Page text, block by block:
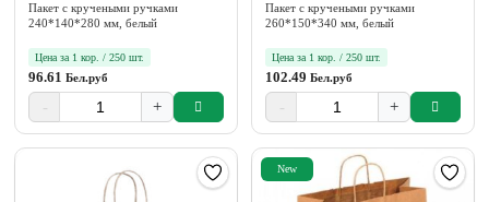
Пакет с кручеными ручками
240*140*280 мм, белый
Цена за 1 кор. / 250 шт.
96.61 Бел.руб
- +
Пакет с кручеными ручками
260*150*340 мм, белый
Цена за 1 кор. / 250 шт.
102.49 Бел.руб
- +
New